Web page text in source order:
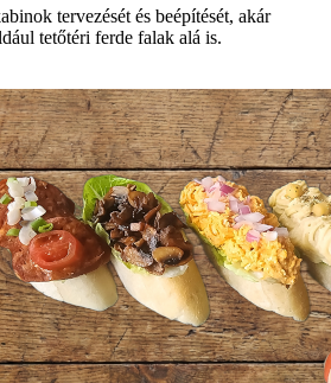
tervezését és beépítését, akár
tetőtéri ferde falak alá is.